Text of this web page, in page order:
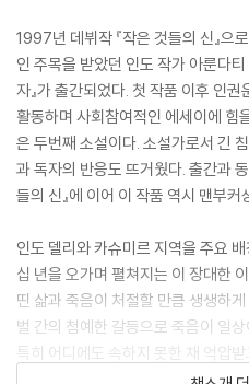
1997년 데뷔작 『작은 것들의 신』으
인 주목을 받았던 인도 작가 아룬다
자』가 출간되었다. 첫 작품 이후 인
활동하며 사회참여적인 에세이에 힘
은 두번째 소설이다. 소설가로서 긴
과 독자의 반응도 뜨거웠다. 출간과
들의 신』에 이어 이 작품 역시 맨부커
인도 델리와 카슈미르 지역을 주요
십 년을 오가며 펼쳐지는 이 장대한
띤 삶과 죽음이 처절할 만큼 생생하
벌 간의 첨예한 갈등으로 죽음이 일
특히 어디에도 속하지 못한 채 억압
고 유려한 문장으로 적나라하게 묘